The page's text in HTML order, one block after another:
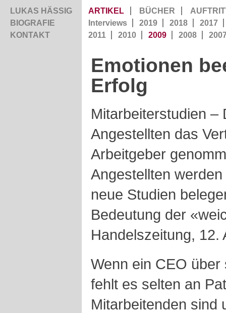
LUKAS HÄSSIG
BIOGRAFIE
KONTAKT
ARTIKEL BÜCHER
Interviews
2019 2018
2017
2011
2010 2009 2008
Emotionen
Erfolg
Mitarbeiterstudien –
Angestellten das
Arbeitgeber
Angestellten
neue Studien
Bedeutung der
Handelszeitung, 12.
Wenn ein CEO
fehlt es selten an
Mitarbeitenden sind